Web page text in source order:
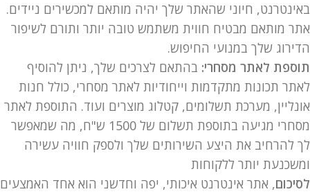
באינטרנט, חיוני שהאתר שלך יהיה מותאם למכשירים ניידים.
אתר מותאם מבטיח חווית משתמש טובה יותר ותורם לשיפור
הדירוג שלך במנועי החיפוש.
תוספת לאתר מסחרי: בהתאם לצרכים שלך, ניתן להוסיף
לאתר תכונות מתקדמות וייחודיות לאתר מסחרי, כולל חנות
אונליין, מערכת תשלומים, קטלוג מוצרים ועוד. התוספת לאתר
מסחרי מגיעה בתוספת תשלום של 1500 ש"ח, מה שמאפשר
לך להרחיב את היצע השירותים שלך ולספק חוויה עשירה
ומשכנעת יותר ללקוחות
לסיכום, אתר אינטרנט איכותי, יפה וחדשני הוא אחד האמצעים